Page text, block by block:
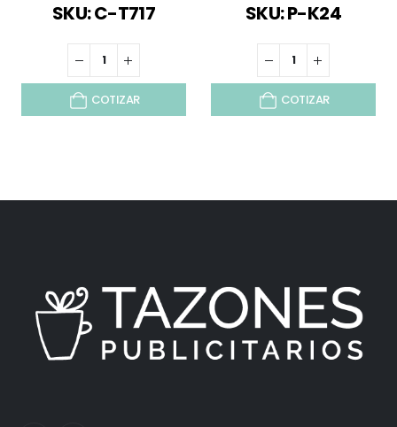
SKU: C-T717
COTIZAR
SKU: P-K24
COTIZAR